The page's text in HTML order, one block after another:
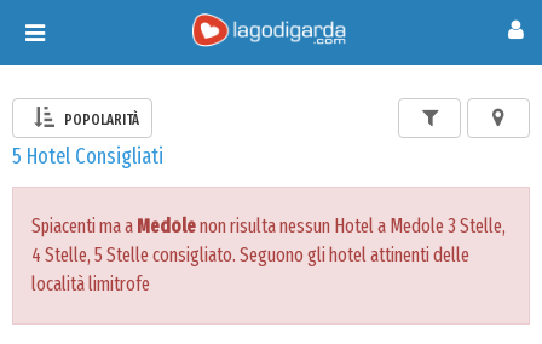
Toggle
navigation
POPOLARITÀ
5 Hotel Consigliati
Spiacenti ma a Medolenon risulta nessun Hotel a Medole 3 Stelle,
4 Stelle, 5 Stelle consigliato. Seguono gli hotel attinenti delle
località limitrofe